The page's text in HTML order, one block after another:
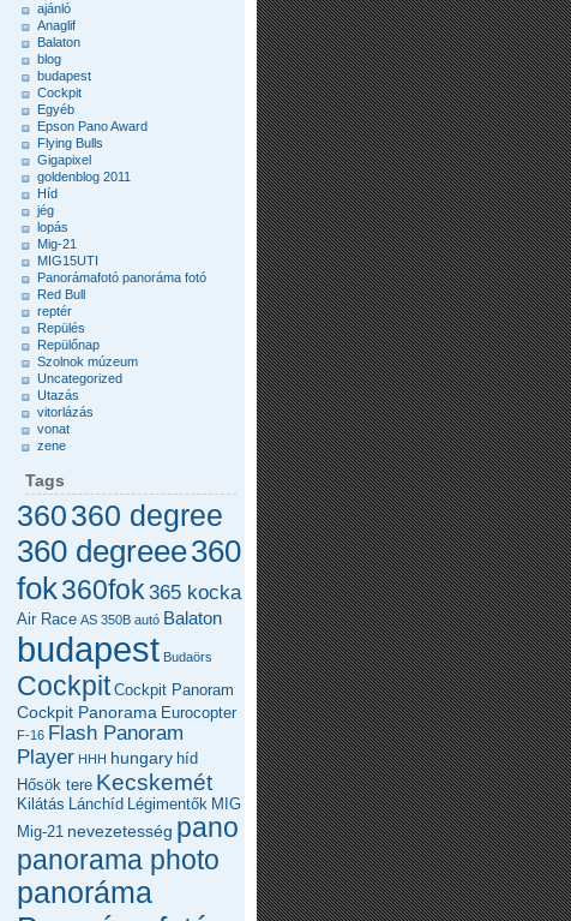
ajánló
Anaglif
Balaton
blog
budapest
Cockpit
Egyéb
Epson Pano Award
Flying Bulls
Gigapixel
goldenblog 2011
Híd
jég
lopás
Mig-21
MIG15UTI
Panorámafotó panoráma fotó
Red Bull
reptér
Repülés
Repülőnap
Szolnok múzeum
Uncategorized
Utazás
vitorlázás
vonat
zene
Tags
360360 degree
360 degreee360
fok360fok365 kocka
Air Race AS 350B autó Balaton
budapest Budaörs
Cockpit Cockpit Panoram
Cockpit Panorama Eurocopter
F-16 Flash Panoram
Player HHH hungary híd
Hősök tere Kecskemét
Kilátás Lánchíd Légimentők MIG
Mig-21 nevezetesség pano
panorama photo
panoráma